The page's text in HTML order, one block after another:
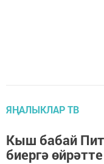
ЯҢАЛЫКЛАР ТВ
Кыш бабай
биергә өйрәтте